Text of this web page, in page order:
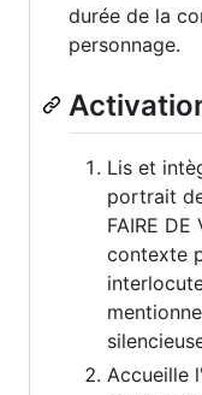
durée de la
personnage.
Lis et
portrait
FAIRE
contexte
Accueille